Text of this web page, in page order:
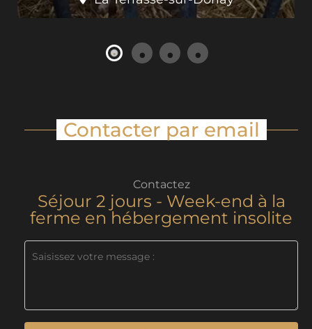
Contacter par email
Contactez
Séjour 2 jours - Week-end à la
ferme en hébergement insolite